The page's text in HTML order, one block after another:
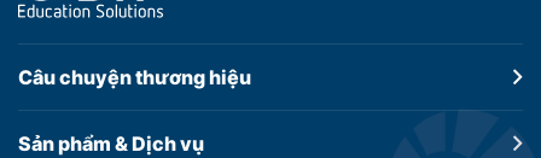
Câu chuyệnthương hiệu
Sản phẩm &Dịch vụ